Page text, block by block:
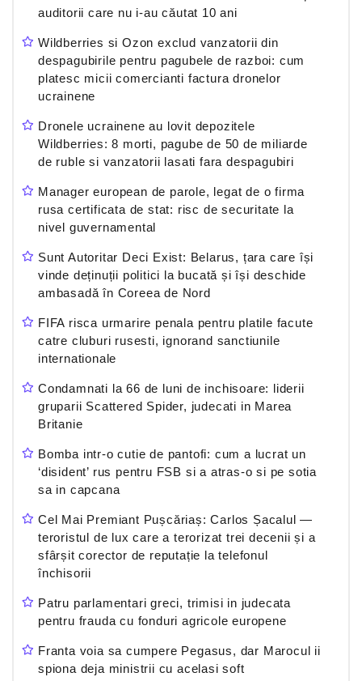
auditorii care nu i-au căutat 10 ani
Wildberries si Ozon exclud vanzatorii din
despagubirile pentru pagubele de razboi: cum
platesc micii comercianti factura dronelor
ucrainene
Dronele ucrainene au lovit depozitele
Wildberries: 8 morti, pagube de 50 de miliarde
de ruble si vanzatorii lasati fara despagubiri
Manager european de parole, legat de o firma
rusa certificata de stat: risc de securitate la
nivel guvernamental
Sunt Autoritar Deci Exist: Belarus, țara care își
vinde deținuții politici la bucată și își deschide
ambasadă în Coreea de Nord
FIFA risca urmarire penala pentru platile facute
catre cluburi rusesti, ignorand sanctiunile
internationale
Condamnati la 66 de luni de inchisoare: liderii
gruparii Scattered Spider, judecati in Marea
Britanie
Bomba intr-o cutie de pantofi: cum a lucrat un
‘disident’ rus pentru FSB si a atras-o si pe sotia
sa in capcana
Cel Mai Premiant Pușcăriaș: Carlos Șacalul —
teroristul de lux care a terorizat trei decenii și a
sfârșit corector de reputație la telefonul
închisorii
Patru parlamentari greci, trimisi in judecata
pentru frauda cu fonduri agricole europene
Franta voia sa cumpere Pegasus, dar Marocul ii
spiona deja ministrii cu acelasi soft